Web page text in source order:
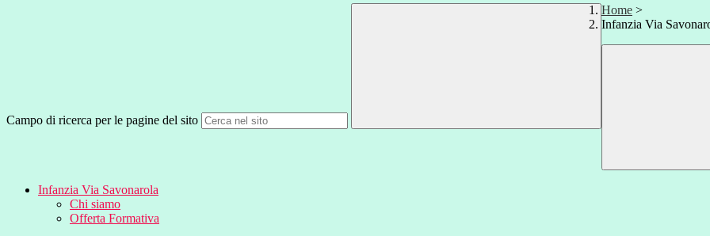
Campo di ricerca per le pagine del sito
Home >
Infanzia Via
Infanzia Via Savonarola
Chi siamo
Offerta Formativa